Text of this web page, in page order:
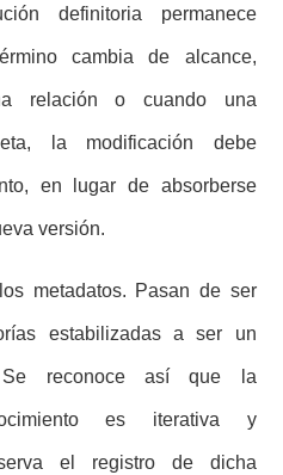
definitoria permanece
cambia de alcance,
relación o cuando una
la modificación debe
en lugar de absorberse
versión.
metadatos. Pasan de ser
estabilizadas a ser un
Se reconoce así que la
es iterativa y
el registro de dicha